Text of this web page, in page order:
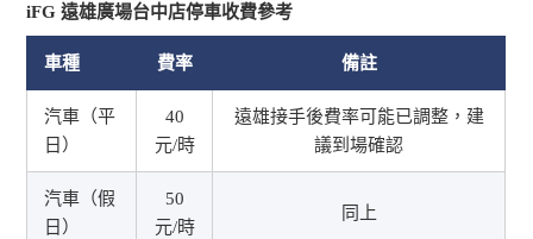
iFG 遠雄廣場台中店停車收費參考
車種 費率 備註
汽車（平
日）
40
元/時
遠雄接手後費率可能已調整，建
議到場確認
汽車（假
日）
50
元/時
同上